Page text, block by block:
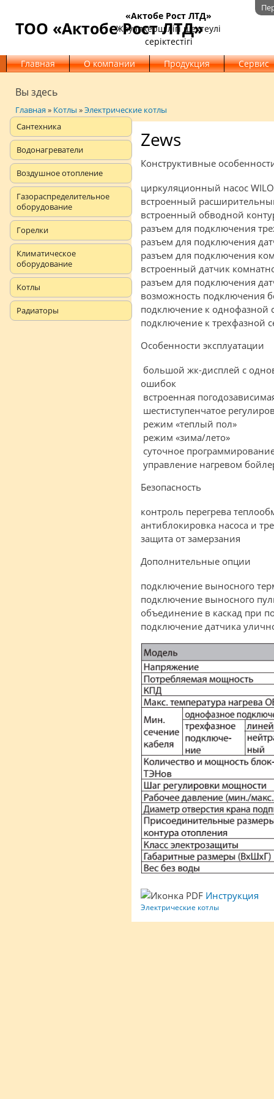
ТОО «Актобе Рост ЛТД»
«Актобе Рост ЛТД»
Жауапкершілігі шектеулі
серіктестігі
Главная
О компании Продукция Сервис
Вы здесь
Главная» Котлы »Электрические котлы
Сантехника
Водонагреватели
Воздушное отопление
Газораспределительное
оборудование
Горелки
Климатическое
оборудование
Котлы
Радиаторы
Zews
Конструктивные
циркуляционный насос
встроенный
встроенный обводной
разъем для подключения
разъем для подключения
разъем для подключения
встроенный датчик
разъем для подключения
возможность подключения
подключение к однофазной
подключение к трехфазной
Особенности эксплуатации
большой жк-дисплей с
ошибок
встроенная
шестиступенчатое
режим «теплый пол»
режим «зима/лето»
суточное
управление нагревом
Безопасность
контроль перегрева
антиблокировка насоса и
защита от замерзания
Дополнительные опции
подключение выносного
подключение выносного
объединение в каскад при
подключение датчика
Инструкция
Электрические котлы